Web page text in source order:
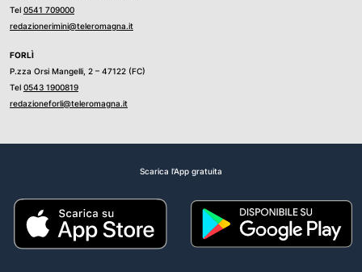
Tel 0541 709000
redazionerimini@teleromagna.it
FORLÌ
P.zza Orsi Mangelli, 2 – 47122 (FC)
Tel 0543 1900819
redazioneforli@teleromagna.it
Scarica l'App gratuita